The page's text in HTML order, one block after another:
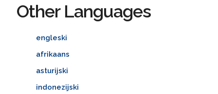
Other Languages
engleski
afrikaans
asturijski
indonezijski